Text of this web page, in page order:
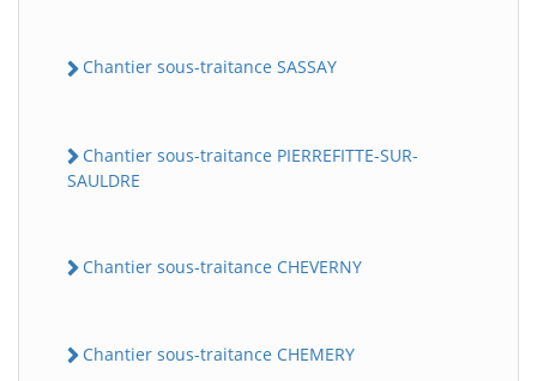
Chantier sous-traitance SASSAY
Chantier sous-traitance PIERREFITTE-SUR-
SAULDRE
Chantier sous-traitance CHEVERNY
Chantier sous-traitance CHEMERY